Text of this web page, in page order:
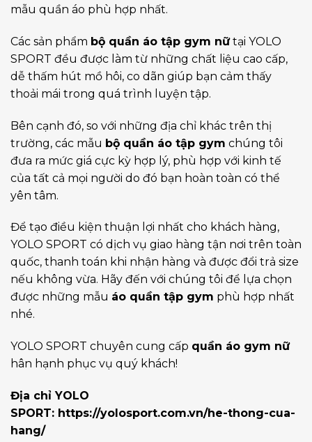
mẫu quần áo phù hợp nhất.
Các sản phẩm bộ quần áo tập gym nữtại YOLO
SPORT đều được làm từ những chất liệu cao cấp,
dễ thấm hút mồ hôi, co dãn giúp bạn cảm thấy
thoải mái trong quá trình luyện tập.
Bên cạnh đó, so với những địa chỉ khác trên thị
trường, các mẫu bộ quần áo tập gym chúng tôi
đưa ra mức giá cực kỳ hợp lý, phù hợp với kinh tế
của tất cả mọi người do đó bạn hoàn toàn có thể
yên tâm.
Để tạo điều kiện thuận lợi nhất cho khách hàng,
YOLO SPORT có dịch vụ giao hàng tận nơi trên toàn
quốc, thanh toán khi nhận hàng và được đổi trả size
nếu không vừa. Hãy đến với chúng tôi để lựa chọn
được những mẫu áo quần tập gym phù hợp nhất
nhé.
YOLO SPORT chuyên cung cấp quần áo gym nữ
hân hạnh phục vụ quý khách!
Địa chỉ YOLO
SPORT: https://yolosport.com.vn/he-thong-cua-
hang/